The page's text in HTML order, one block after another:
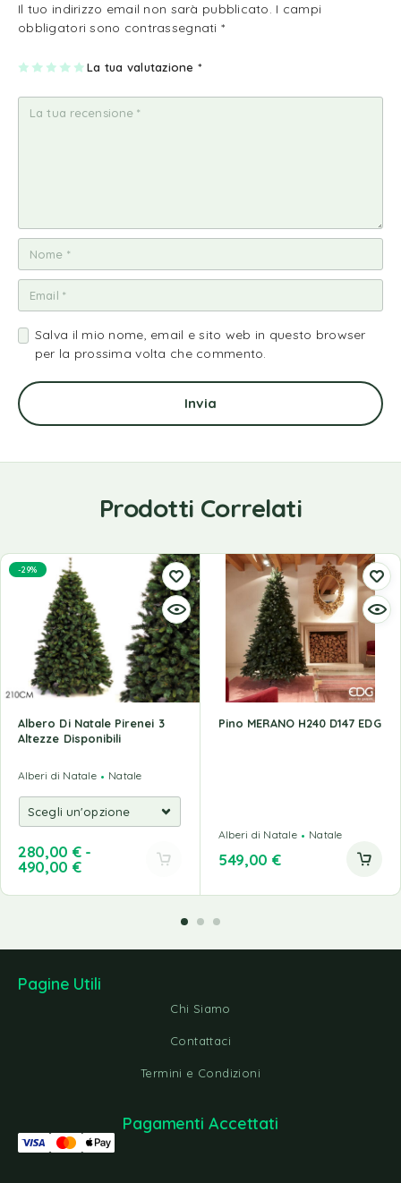
Il tuo indirizzo email non sarà pubblicato. I campi
obbligatori sono contrassegnati *
La tua valutazione *
1
a
2
e
su
5
3
e
su
5
4
e
su
5
5
e
su
5
Salva il mio nome, email e sito web in questo browser
per la prossima volta che commento.
Prodotti Correlati
-29%
Albero Di Natale Pirenei 3
Altezze Disponibili
Alberi di Natale Natale
280,00 € -
490,00 €
Pino MERANO H240 D147 EDG
Alberi di Natale Natale
549,00 €
Pagine Utili
Chi Siamo
Contattaci
Termini e Condizioni
Pagamenti Accettati